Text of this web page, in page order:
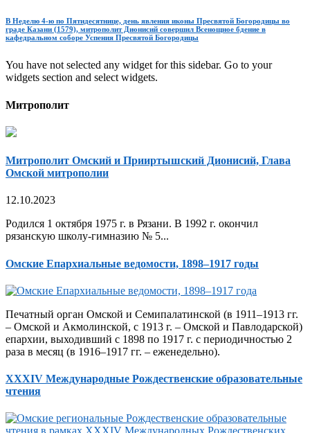
В Неделю 4-ю по Пятидесятнице, день явления иконы Пресвятой Богородицы во
граде Казани (1579), митрополит Дионисий совершил Всенощное бдение в
кафедральном соборе Успения Пресвятой Богородицы
You have not selected any widget for this sidebar. Go to your
widgets section and select widgets.
Митрополит
Митрополит Омский и Прииртышский Дионисий, Глава
Омской митрополии
12.10.2023
Родился 1 октября 1975 г. в Рязани. В 1992 г. окончил
рязанскую школу-гимназию № 5...
Омские Епархиальные ведомости, 1898–1917 годы
Печатный орган Омской и Семипалатинской (в 1911–1913 гг.
– Омской и Акмолинской, с 1913 г. – Омской и Павлодарской)
епархии, выходивший с 1898 по 1917 г. с периодичностью 2
раза в месяц (в 1916–1917 гг. – еженедельно).
XXXIV Международные Рождественские образовательные
чтения